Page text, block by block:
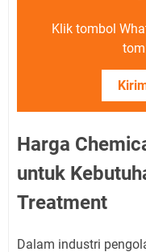
Klik tombol
Harga
untuk
Treatment
Dalam industri